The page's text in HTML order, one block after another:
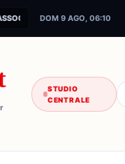
DOM 9 AGO, 06:10
STUDIO
CENTRALE